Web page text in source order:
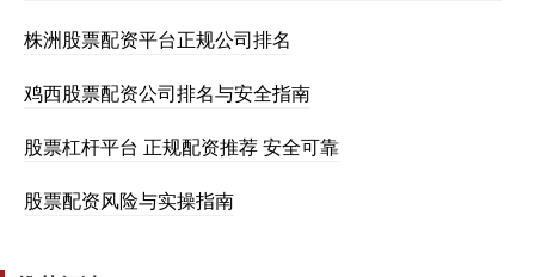
株洲股票配资平台正规公司排名
鸡西股票配资公司排名与安全指南
股票杠杆平台 正规配资推荐 安全可靠
股票配资风险与实操指南